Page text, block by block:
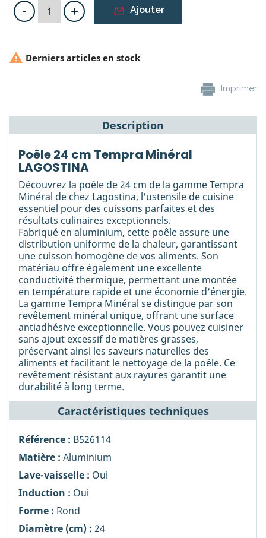
- + Ajouter
 Derniers articles en stock
Imprimer
Description
Poêle 24 cm Tempra Minéral
LAGOSTINA
Découvrez la poêle de 24 cm de la gamme Tempra
Minéral de chez Lagostina, l'ustensile de cuisine
essentiel pour des cuissons parfaites et des
résultats culinaires exceptionnels.
Fabriqué en aluminium, cette poêle assure une
distribution uniforme de la chaleur, garantissant
une cuisson homogène de vos aliments. Son
matériau offre également une excellente
conductivité thermique, permettant une montée
en température rapide et une économie d'énergie.
La gamme Tempra Minéral se distingue par son
revêtement minéral unique, offrant une surface
antiadhésive exceptionnelle. Vous pouvez cuisiner
sans ajout excessif de matières grasses,
préservant ainsi les saveurs naturelles des
aliments et facilitant le nettoyage de la poêle. Ce
revêtement résistant aux rayures garantit une
durabilité à long terme.
Caractéristiques techniques
Référence : B526114
Matière : Aluminium
Lave-vaisselle : Oui
Induction : Oui
Forme : Rond
Diamètre (cm) : 24